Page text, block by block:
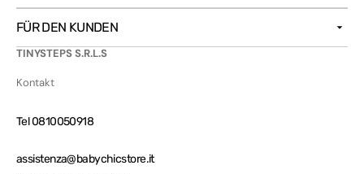
FÜR DEN KUNDEN
TINYSTEPS S.R.L.S
Kontakt
Tel 0810050918
assistenza@babychicstore.it